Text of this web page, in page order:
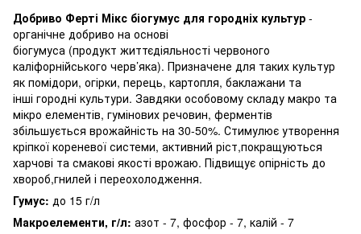
Добриво Ферті Мікс біогумус для городніх культур -
органічне добриво на основі
біогумуса (продукт життєдіяльності червоного
каліфорнійського черв’яка). Призначене для таких культур
як помідори, огірки, перець, картопля, баклажани та
інші городні культури. Завдяки особовому складу макро та
мікро елементів, гумінових речовин, ферментів
збільшується врожайність на 30-50%. Стимулює утворення
кріпкої кореневої системи, активний ріст,покращуються
харчові та смакові якості врожаю. Підвищує опірність до
хвороб,гнилей і переохолодження.
Гумус: до 15 г/л
Макроелементи, г/л: азот - 7, фосфор - 7, калій - 7